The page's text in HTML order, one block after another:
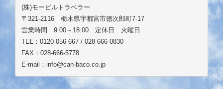
(株)モービルトラベラー
〒321-2116 栃木県宇都宮市徳次郎町7-17
営業時間 9:00～18:00 定休日 火曜日
TEL：0120-056-667 / 028-666-0830
FAX：028-666-5778
E-mail：info@can-baco.co.jp